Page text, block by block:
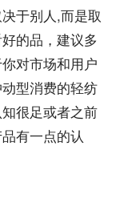
于别人,而是取
的品，建议多
对市场和用户
型消费的轻纺
很足或者之前
有一点的认